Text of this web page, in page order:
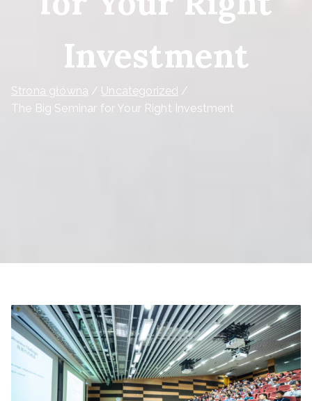
Investment
Strona główna
Uncategorized
The Big Seminar for Your Right Investment